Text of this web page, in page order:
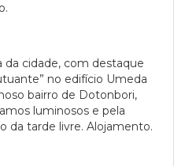
da cidade, com destaque
no edifício Umeda
bairro de Dotonbori,
luminosos e pela
da tarde livre. Alojamento.